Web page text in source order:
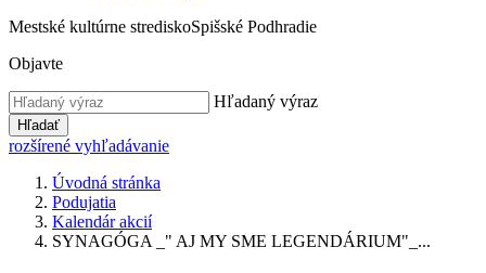
Mestské kultúrne strediskoSpišské Podhradie
Objavte
Hľadaný výraz
Hľadať
rozšírené vyhľadávanie
Úvodná stránka
Podujatia
Kalendár akcií
SYNAGÓGA _" AJ MY SME LEGENDÁRIUM"_...